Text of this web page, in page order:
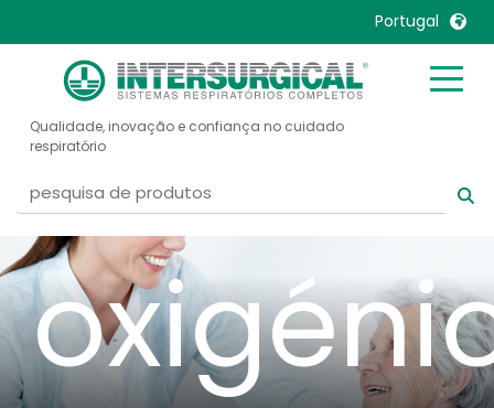
Portugal
United Kingdom
United States
België, Nederlands
Belgique, Français
Canada, English
Canada, Français
China
Colombia
Mexico
Nederlands
Norway
Portugal
Qualidade, inovação e confiança no cuidado
respiratório
ou a